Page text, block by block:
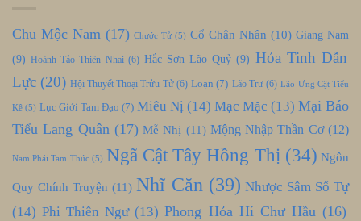
Chu Mộc Nam (17) Chước Tử (5) Cổ Chân Nhân (10) Giang Nam
(9) Hoành Tảo Thiên Nhai(6) Hắc Sơn Lão Quỷ (9) Hỏa Tinh Dẫn
Lực (20) Hội Thuyết Thoại Trửu Tử(6) Loạn (7) Lão Trư(6) Lão Ưng Cật Tiểu
Kê (5) Lục Giới Tam Đạo (7) Miêu Nị (14) Mạc Mặc (13) Mại Báo
Tiểu Lang Quân(17) Mễ Nhị (11) Mộng Nhập Thần Cơ(12)
Nam Phái Tam Thúc(5) Ngã Cật Tây Hồng Thị(34) Ngôn
Quy Chính Truyện (11) Nhĩ Căn (39) Nhược Sâm Số Tự
(14) Phi Thiên Ngư(13) Phong Hỏa Hí Chư Hầu(16)